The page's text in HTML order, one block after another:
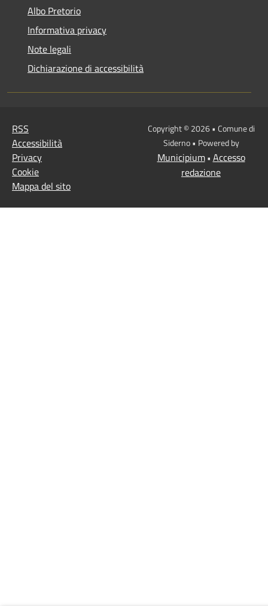
Albo Pretorio
Informativa privacy
Note legali
Dichiarazione di accessibilità
RSS
Accessibilità
Privacy
Cookie
Mappa del sito
Copyright © 2026 • Comune di
Siderno • Powered by
Municipium• Accesso
redazione